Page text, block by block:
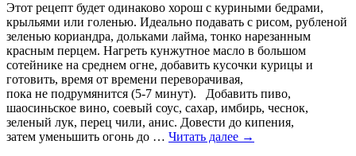
Этот рецепт будет одинаково хорош с куриными бедрами,
крыльями или голенью. Идеально подавать с рисом, рубленой
зеленью кориандра, дольками лайма, тонко нарезанным
красным перцем. Нагреть кунжутное масло в большом
сотейнике на среднем огне, добавить кусочки курицы и
готовить, время от времени переворачивая,
пока не подрумянится (5-7 минут). Добавить пиво,
шаосиньское вино, соевый соус, сахар, имбирь, чеснок,
зеленый лук, перец чили, анис. Довести до кипения,
затем уменьшить огонь до … Читать далее →